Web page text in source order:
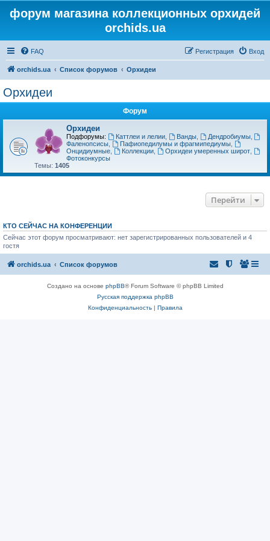
форум магазина коллекционных орхидей
orchids.ua
FAQ Вход
Регистрация
orchids.ua Список форумов Орхидеи
Орхидеи
Форум
Орхидеи
Подфорумы: Каттлеи и лелии, Ванды, Дендробиумы,
Фаленопсисы
Пафиопедилумы и фрагмипедиумы,
Онцидиумные
Коллекции, Орхидеи умеренных широт,
Фотоконкурсы
Темы: 1405
Перейти
КТО СЕЙЧАС НА КОНФЕРЕНЦИИ
Сейчас этот форум просматривают: нет зарегистрированных пользователей и 4
гостя
orchids.ua Список форумов
Создано на основе phpBB® Forum Software © phpBB Limited
Русская поддержка phpBB
Конфиденциальность| Правила